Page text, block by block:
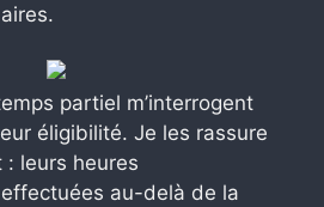
partiel m’interrogent
éligibilité. Je les rassure
leurs heures
au-delà de la